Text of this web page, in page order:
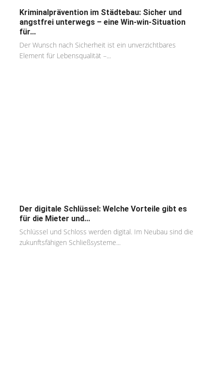
Kriminalprävention im Städtebau: Sicher und
angstfrei unterwegs – eine Win-win-Situation
für...
Der Wunsch nach Sicherheit ist ein unverzichtbares
Element für Lebensqualität –...
Der digitale Schlüssel: Welche Vorteile gibt es
für die Mieter und...
Schlüssel und Schloss werden digital. Im Neubau sind die
zukunftsfähigen Schließsysteme...